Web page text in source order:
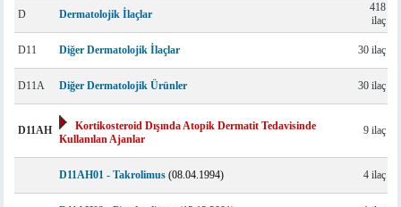
D Dermatolojik İlaçlar
418
ilaç
D11 Diğer Dermatolojik İlaçlar 30 ilaç
D11A Diğer Dermatolojik Ürünler 30 ilaç
D11AH
Kortikosteroid Dışında Atopik Dermatit Tedavisinde
Kullanılan Ajanlar
9 ilaç
D11AH01 - Takrolimus (08.04.1994) 4 ilaç